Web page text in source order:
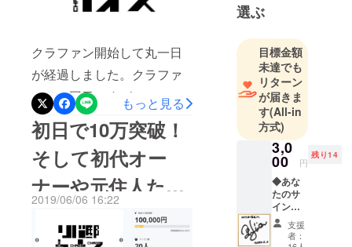
す。そういえばこの前
した。僕もお金がない時期
は友達のクラファンに支援
するのもとても辛かった。
支援したくてもできない
人っていると思います。で
もお金出さないと支援した
ことにならないっておかし
いなと思うんです。支援し
たいという気持ちを大切に
クラファン開始して丸一日
が経過しました。クラファ
ンは二回目ですが、いつも
心臓がはちきれるんじゃな
いかと思うぐらいドキドキ
してます。恋ですかね、で
きれば平常心でいたいです
が。さて現在のところ
21%、かなり良いスタート
もっと見る
初日で10万突破！
そして初代オー
ナーや元住人たち
から嬉しいメッ
2019/06/06 16:22
現在の活動
のテーマは
人の居場所
作りです。
みんなが生
き生きとで
きる空間作
りに力を入
れていま
選ぶ
目標金額
未達でも
リターン
が届きま
す(All-in
方式)
3,0
00 円
残り14
◆あな
たのサ
イン入
り色紙
を飾れ
る権利
支援
者：